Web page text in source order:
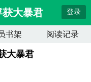
大暴君 登录
书架 阅读记录
大暴君